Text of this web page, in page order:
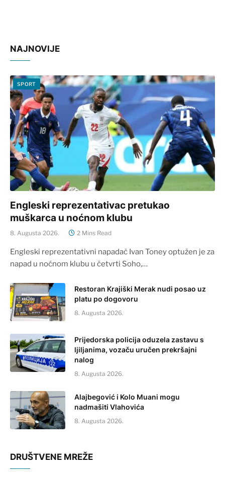
NAJNOVIJE
SPORT
Engleski reprezentativac pretukao
muškarca u noćnom klubu
8. Augusta 2026. 2 Mins Read
Engleski reprezentativni napadač Ivan Toney optužen je za
napad u noćnom klubu u četvrti Soho,…
Restoran Krajiški Merak nudi posao uz
platu po dogovoru
8. Augusta 2026.
Prijedorska policija oduzela zastavu s
ljiljanima, vozaču uručen prekršajni
nalog
8. Augusta 2026.
Alajbegović i Kolo Muani mogu
nadmašiti Vlahovića
8. Augusta 2026.
DRUŠTVENE MREŽE